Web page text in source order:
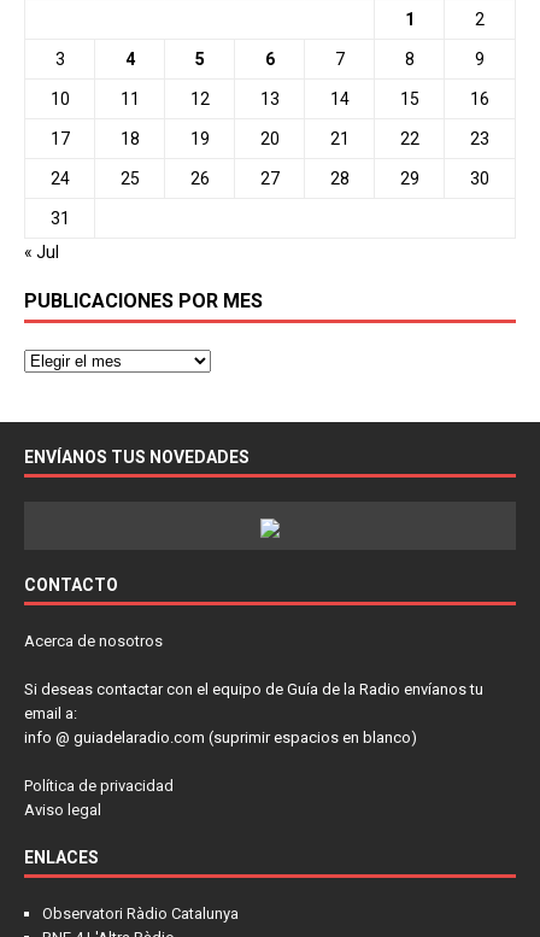
1 2
3 4 5 6 7 8 9
10 11 12 13 14 15 16
17 18 19 20 21 22 23
24 25 26 27 28 29 30
31
« Jul
PUBLICACIONES POR MES
ENVÍANOS TUS NOVEDADES
CONTACTO
Acerca de nosotros
Si deseas contactar con el equipo de Guía de la Radio envíanos tu
email a:
info @ guiadelaradio.com (suprimir espacios en blanco)
Política de privacidad
Aviso legal
ENLACES
Observatori Ràdio Catalunya